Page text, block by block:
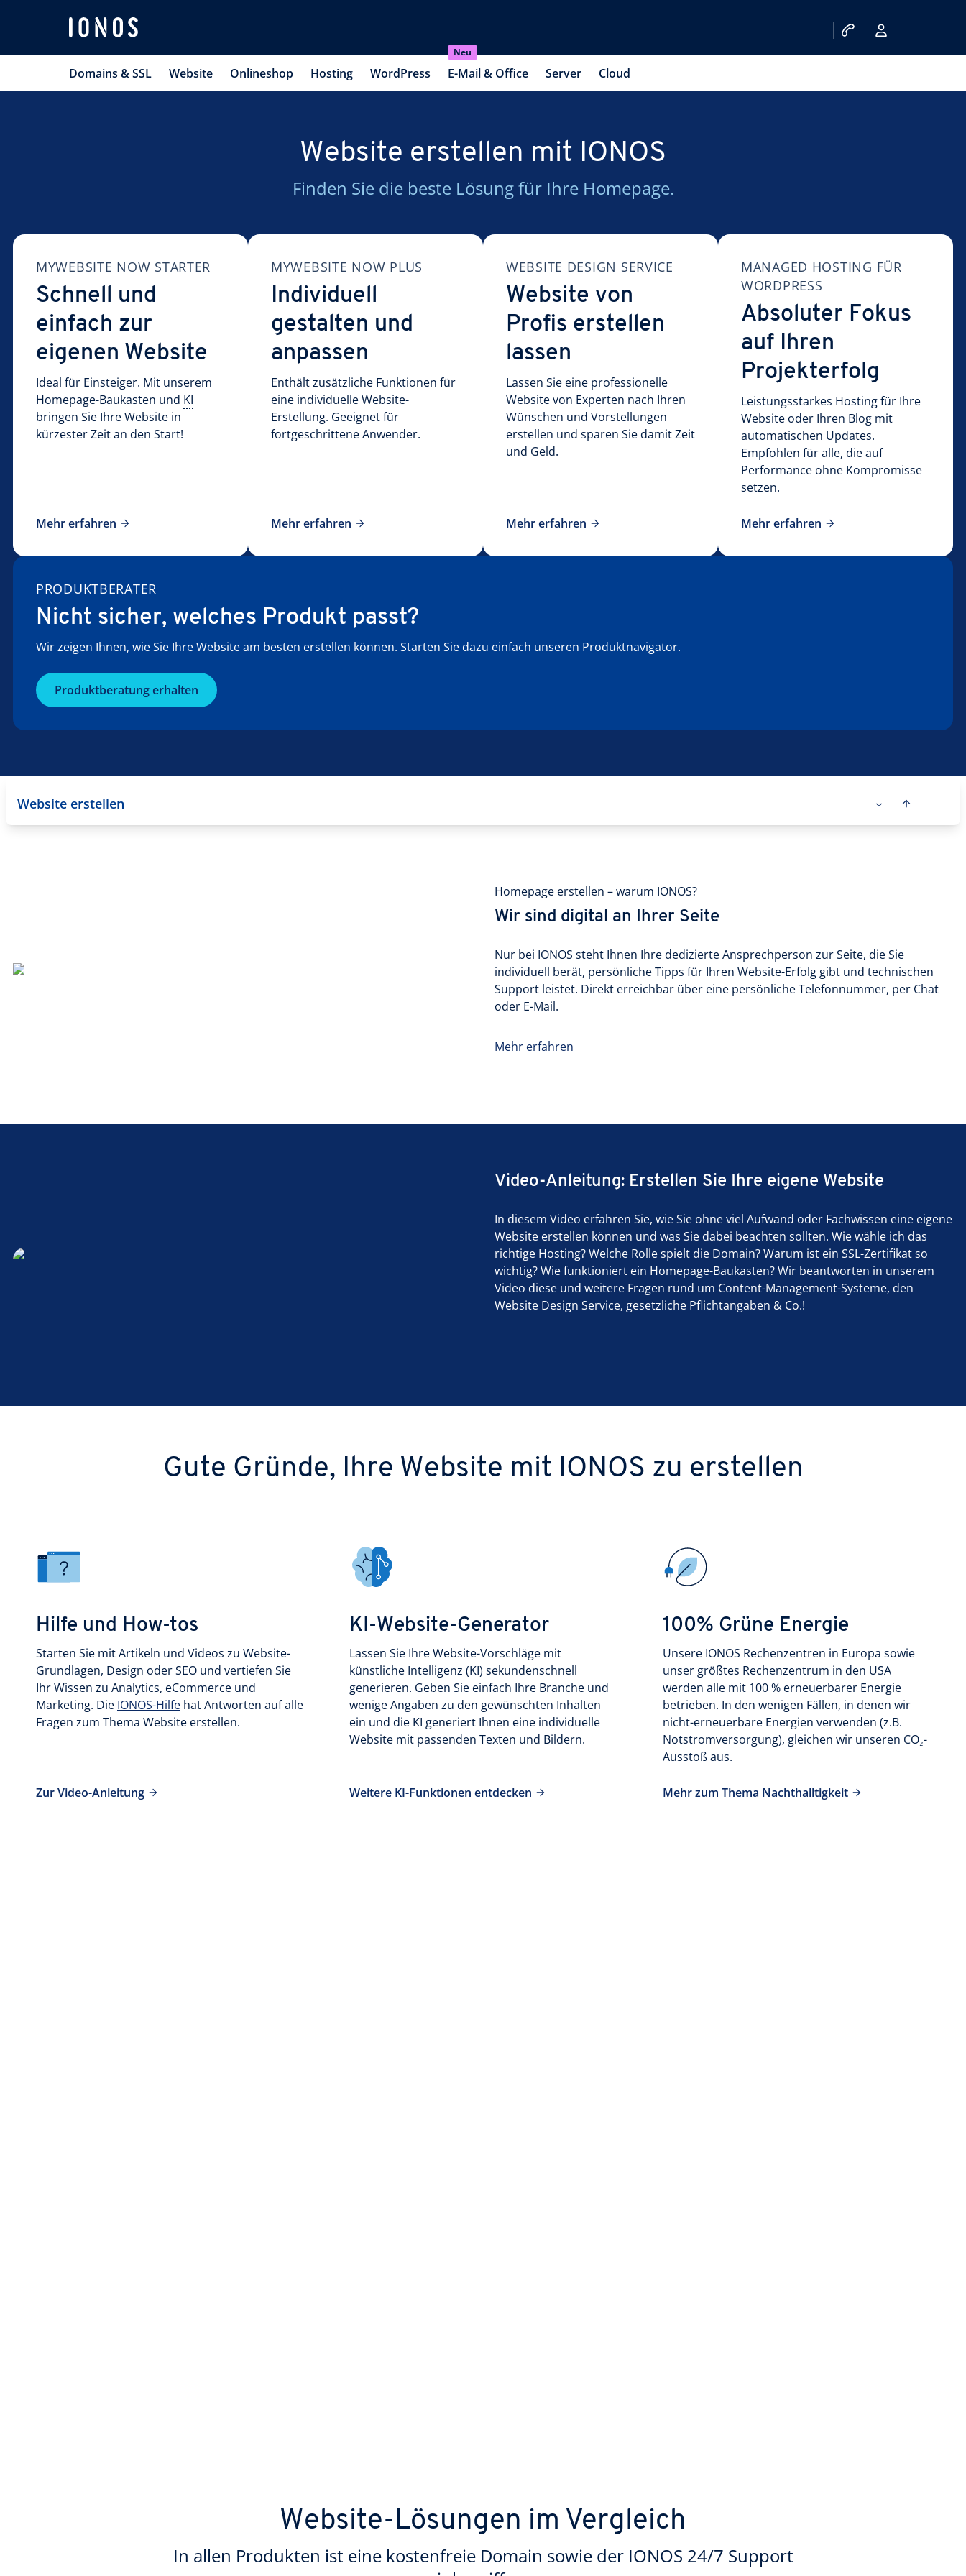
Domains & SSL Website Onlineshop Hosting WordPress
Neu
E-Mail & Office Server Cloud
Website erstellen mit IONOS
Finden Sie die beste Lösung für Ihre Homepage.
MYWEBSITE NOW STARTER
Schnell und
einfach zur
eigenen Website
Ideal für Einsteiger. Mit unserem
Homepage-Baukasten und KI
bringen Sie Ihre Website in
kürzester Zeit an den Start!
Mehr erfahren
MYWEBSITE NOW PLUS
Individuell
gestalten und
anpassen
Enthält zusätzliche Funktionen für
eine individuelle Website-
Erstellung. Geeignet für
fortgeschrittene Anwender.
Mehr erfahren
WEBSITE DESIGN SERVICE
Website von
Profis erstellen
lassen
Lassen Sie eine professionelle
Website von Experten nach Ihren
Wünschen und Vorstellungen
erstellen und sparen Sie damit Zeit
und Geld.
Mehr erfahren
MANAGED HOSTING FÜR
WORDPRESS
Absoluter Fokus
auf Ihren
Projekterfolg
Leistungsstarkes Hosting für Ihre
Website oder Ihren Blog mit
automatischen Updates.
Empfohlen für alle, die auf
Performance ohne Kompromisse
setzen.
Mehr erfahren
PRODUKTBERATER
Nicht sicher, welches Produkt passt?
Wir zeigen Ihnen, wie Sie Ihre Website am besten erstellen können. Starten Sie dazu einfach unseren Produktnavigator.
Produktberatung erhalten
Website erstellen
Homepage erstellen – warum IONOS?
Wir sind digital an Ihrer Seite
Nur bei IONOS steht Ihnen Ihre dedizierte Ansprechperson zur Seite, die Sie
individuell berät, persönliche Tipps für Ihren Website-Erfolg gibt und technischen
Support leistet. Direkt erreichbar über eine persönliche Telefonnummer, per Chat
oder E-Mail.
Mehr erfahren
Video-Anleitung: Erstellen Sie Ihre eigene Website
In diesem Video erfahren Sie, wie Sie ohne viel Aufwand oder Fachwissen eine eigene
Website erstellen können und was Sie dabei beachten sollten. Wie wähle ich das
richtige Hosting? Welche Rolle spielt die Domain? Warum ist ein SSL-Zertifikat so
wichtig? Wie funktioniert ein Homepage-Baukasten? Wir beantworten in unserem
Video diese und weitere Fragen rund um Content-Management-Systeme, den
Website Design Service, gesetzliche Pflichtangaben & Co.!
Gute Gründe, Ihre Website mit IONOS zu erstellen
Hilfe und How-tos
Starten Sie mit Artikeln und Videos zu Website-
Grundlagen, Design oder SEO und vertiefen Sie
Ihr Wissen zu Analytics, eCommerce und
Marketing. Die IONOS-Hilfe hat Antworten auf alle
Fragen zum Thema Website erstellen.
Zur Video-Anleitung
KI-Website-Generator
Lassen Sie Ihre Website-Vorschläge mit
künstliche Intelligenz (KI) sekundenschnell
generieren. Geben Sie einfach Ihre Branche und
wenige Angaben zu den gewünschten Inhalten
ein und die KI generiert Ihnen eine individuelle
Website mit passenden Texten und Bildern.
Weitere KI-Funktionen entdecken
100% Grüne Energie
Unsere IONOS Rechenzentren in Europa sowie
unser größtes Rechenzentrum in den USA
werden alle mit 100 % erneuerbarer Energie
betrieben. In den wenigen Fällen, in denen wir
nicht-erneuerbare Energien verwenden (z.B.
Notstromversorgung), gleichen wir unseren CO₂-
Ausstoß aus.
Mehr zum Thema Nachthalltigkeit
Website-Lösungen im Vergleich
In allen Produkten ist eine kostenfreie Domain sowie der IONOS 24/7 Support